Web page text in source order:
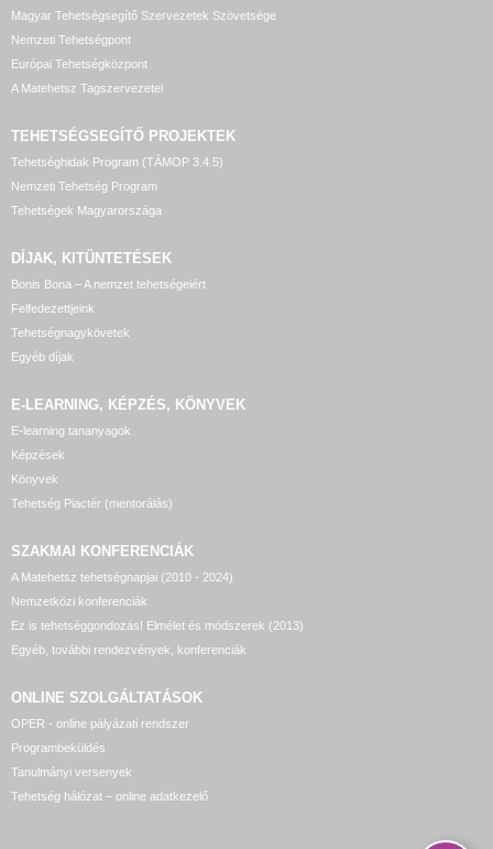
Magyar Tehetségsegítő Szervezetek Szövetsége
Nemzeti Tehetségpont
Európai Tehetségközpont
A Matehetsz Tagszervezetei
TEHETSÉGSEGÍTŐ PROJEKTEK
Tehetséghidak Program (TÁMOP 3.4.5)
Nemzeti Tehetség Program
Tehetségek Magyarországa
DÍJAK, KITÜNTETÉSEK
Bonis Bona – A nemzet tehetségeiért
Felfedezettjeink
Tehetségnagykövetek
Egyéb díjak
E-LEARNING, KÉPZÉS, KÖNYVEK
E-learning tananyagok
Képzések
Könyvek
Tehetség Piactér (mentorálás)
SZAKMAI KONFERENCIÁK
A Matehetsz tehetségnapjai (2010 - 2024)
Nemzetközi konferenciák
Ez is tehetséggondozás! Elmélet és módszerek (2013)
Egyéb, további rendezvények, konferenciák
ONLINE SZOLGÁLTATÁSOK
OPER - online pályázati rendszer
Programbeküldés
Tanulmányi versenyek
Tehetség hálózat – online adatkezelő